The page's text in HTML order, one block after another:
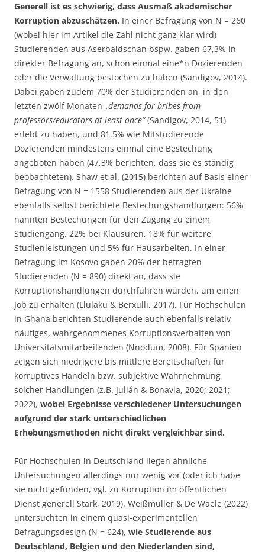
Generell ist es schwierig, dass Ausmaß akademischer
Korruption abzuschätzen. In einer Befragung von N = 260
(wobei hier im Artikel die Zahl nicht ganz klar wird)
Studierenden aus Aserbaidschan bspw. gaben 67,3% in
direkter Befragung an, schon einmal eine*n Dozierenden
oder die Verwaltung bestochen zu haben (Sandigov, 2014).
Dabei gaben zudem 70% der Studierenden an, in den
letzten zwölf Monaten „demands for bribes from
professors/educators at least once“(Sandigov, 2014, 51)
erlebt zu haben, und 81.5% wie Mitstudierende
Dozierenden mindestens einmal eine Bestechung
angeboten haben (47,3% berichten, dass sie es ständig
beobachteten). Shaw et al. (2015) berichten auf Basis einer
Befragung von N = 1558 Studierenden aus der Ukraine
ebenfalls selbst berichtete Bestechungshandlungen: 56%
nannten Bestechungen für den Zugang zu einem
Studiengang, 22% bei Klausuren, 18% für weitere
Studienleistungen und 5% für Hausarbeiten. In einer
Befragung im Kosovo gaben 20% der befragten
Studierenden (N = 890) direkt an, dass sie
Korruptionshandlungen durchführen würden, um einen
Job zu erhalten (Llulaku & Bërxulli, 2017). Für Hochschulen
in Ghana berichten Studierende auch ebenfalls relativ
häufiges, wahrgenommenes Korruptionsverhalten von
Universitätsmitarbeitenden (Nnodum, 2008). Für Spanien
zeigen sich niedrigere bis mittlere Bereitschaften für
korruptives Handeln bzw. subjektive Wahrnehmung
solcher Handlungen (z.B. Julián & Bonavia, 2020; 2021;
2022), wobei Ergebnisse verschiedener Untersuchungen
aufgrund der stark unterschiedlichen
Erhebungsmethoden nicht direkt vergleichbar sind.
Für Hochschulen in Deutschland liegen ähnliche
Untersuchungen allerdings nur wenig vor (oder ich habe
sie nicht gefunden, vgl. zu Korruption im öffentlichen
Dienst generell Stark, 2019). Weißmüller & De Waele (2022)
untersuchten in einem quasi-experimentellen
Befragungsdesign (N = 624), wie Studierende aus
Deutschland, Belgien und den Niederlanden sind,